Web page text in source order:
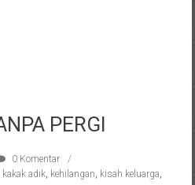
PERGI
0 Komentar
adik, kehilangan, kisah keluarga,